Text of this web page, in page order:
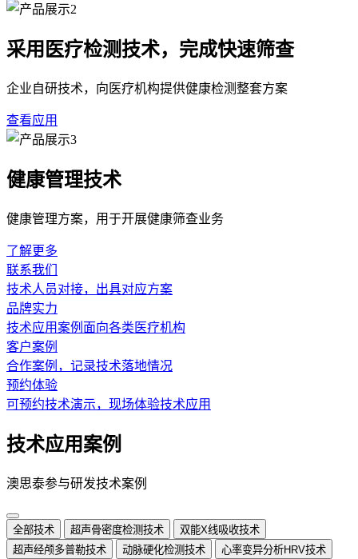
采用医疗检测技术，完成快速筛查
企业自研技术，向医疗机构提供健康检测整套方案
查看应用
健康管理技术
健康管理方案，用于开展健康筛查业务
了解更多
联系我们
技术人员对接，出具对应方案
品牌实力
技术应用案例面向各类医疗机构
客户案例
合作案例，记录技术落地情况
预约体验
可预约技术演示，现场体验技术应用
技术应用案例
澳思泰参与研发技术案例
全部技术 超声骨密度检测技术
双能X线吸收技术
超声经颅多普勒技术
动脉硬化检测技术
心率变异分析HRV技术